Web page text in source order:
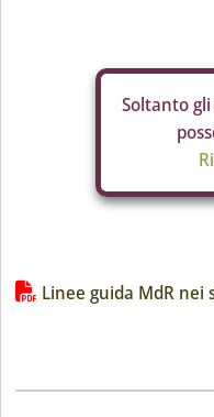
Soltanto gli
Lista allegati PDF
Linee guida MdR